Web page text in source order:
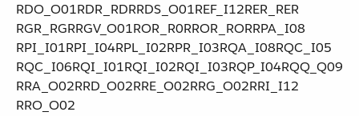
RDO_O01​ ​RDR_RDR​ ​RDS_O01​ ​REF_I12​ ​RER_RER​ ​
RGR_RGR​ ​RGV_O01​ ​ROR_R0R​ ​ROR_ROR​ ​RPA_I08​ ​
RPI_I01​ ​RPI_I04​ ​RPL_I02​ ​RPR_I03​ ​RQA_I08​ ​RQC_I05​ ​
RQC_I06​ ​RQI_I01​ ​RQI_I02​ ​RQI_I03​ ​RQP_I04​ ​RQQ_Q09​ ​
RRA_O02​ ​RRD_O02​ ​RRE_O02​ ​RRG_O02​ ​RRI_I12​ ​
RRO_O02